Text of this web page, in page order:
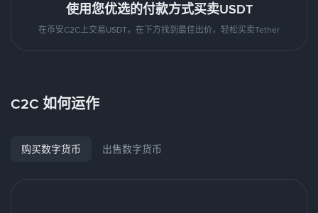
使用您优选的付款方式买卖USDT
在币安C2C上交易USDT，在下方找到最佳出价，轻松买卖Tether
C2C 如何运作
购买数字货币 出售数字货币